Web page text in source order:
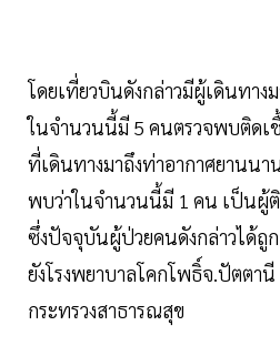
โดยเที่ยวบินดังกล่าวมีผู้เดินทาง
ในจำนวนนี้มี 5 คนตรวจพบติดเ
ที่เดินทางมาถึงท่าอากาศยานนา
พบว่าในจำนวนนี้มี 1 คน เป็นผู้
ซึ่งปัจจุบันผู้ป่วยคนดังกล่าวได้ถู
ยังโรงพยาบาลโคกโพธิ์จ.ปัตตานี
กระทรวงสาธารณสุข